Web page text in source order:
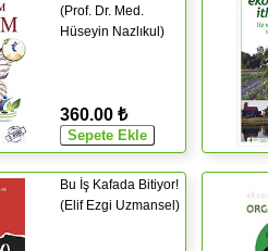
(Prof. Dr. Med.
Hüseyin Nazlıkul)
360.00 ₺
Bu İş Kafada Bitiyor!
(Elif Ezgi Uzmansel)